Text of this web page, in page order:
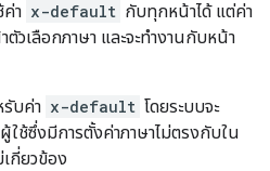
า x-default กับทุกหน้าได้ แต่ค่า
วเลือกภาษา และจะทํางานกับหน้า
รับค่า x-default โดยระบบจะ
ใช้ซึ่งมีการตั้งค่าภาษาไม่ตรงกับใน
กี่ยวข้อง